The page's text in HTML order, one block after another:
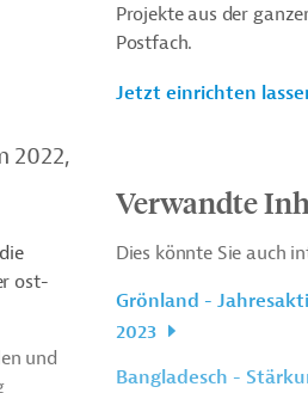
2022,
ost-
und
Projekte aus der
Postfach.
Jetzt einrichten
Verwandte
Dies könnte Sie auch
Grönland -
2023
Bangladesch -